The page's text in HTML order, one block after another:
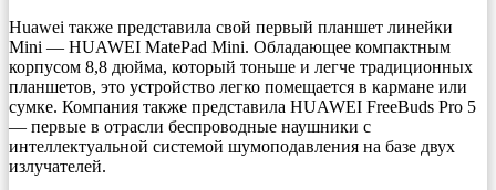
Huawei также представила свой первый планшет линейки
Mini — HUAWEI MatePad Mini. Обладающее компактным
корпусом 8,8 дюйма, который тоньше и легче традиционных
планшетов, это устройство легко помещается в кармане или
сумке. Компания также представила HUAWEI FreeBuds Pro 5
— первые в отрасли беспроводные наушники с
интеллектуальной системой шумоподавления на базе двух
излучателей.